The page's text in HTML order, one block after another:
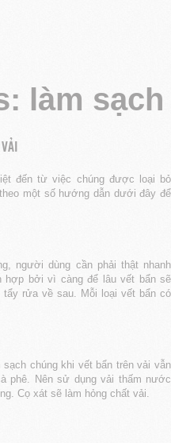
làm sạch
đến từ việc chúng được loại bỏ
một số hướng dẫn dưới đây để
người dùng cần phải thật nhanh
hợp bởi vì càng để lâu vết bẩn sẽ
rửa về sau. Mỗi loại vết bẩn có
chúng khi vết bẩn trên vải vẫn
phê. Nên sử dụng vải thấm nước
Cọ xát sẽ làm hỏng chất vải.